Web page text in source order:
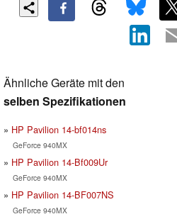
Ähnliche Geräte mit den
selben Spezifikationen
HP Pavilion 14-bf014ns
GeForce 940MX
HP Pavilion 14-Bf009Ur
GeForce 940MX
HP Pavilion 14-BF007NS
GeForce 940MX